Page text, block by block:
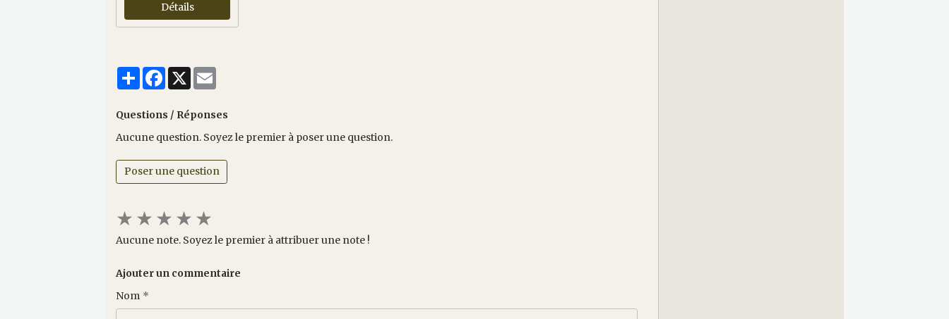
Détails
PartagerFacebook
X
Questions / Réponses
Aucune question. Soyez le premier à poser une question.
Poser une question
★★★★★
Aucune note. Soyez le premier à attribuer une note !
Ajouter un commentaire
Nom